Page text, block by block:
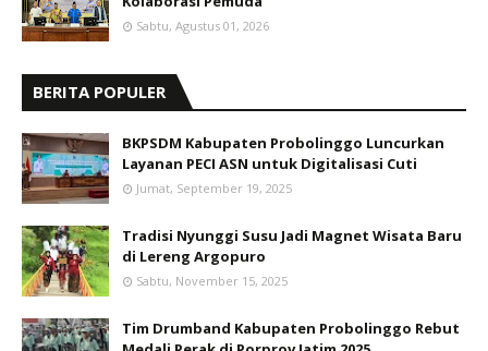
Sabtu, Agustus 01, 2026
BERITA POPULER
BKPSDM Kabupaten Probolinggo Luncurkan
Layanan PECI ASN untuk Digitalisasi Cuti
Jumat, September 19, 2025
Tradisi Nyunggi Susu Jadi Magnet Wisata Baru
di Lereng Argopuro
Sabtu, November 15, 2025
Tim Drumband Kabupaten Probolinggo Rebut